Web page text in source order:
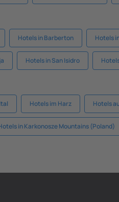
Hotels in Barberton Hotels
Hotels in San Isidro
Hotels im Harz Hotels
in Karkonosze Mountains (Poland)